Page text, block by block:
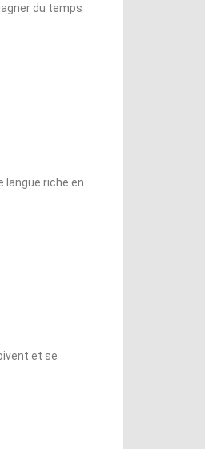
du temps
langue riche en
et se